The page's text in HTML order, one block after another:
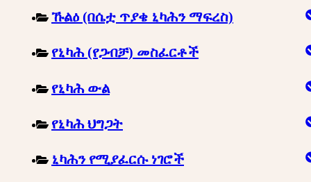
ኹልዕ (በሴቷ ጥያቄ ኒካሕን ማፍረስ)
የኒካሕ (የጋብቻ) መስፈርቶች
የኒካሕ ውል
የኒካሕ ህግጋት
ኒካሕን የሚያፈርሱ ነገሮች